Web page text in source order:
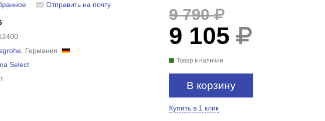
Отправить на почту
, Германия
Select
9 790
9 105
Товар в наличии
В корзину
Купить в 1 клик